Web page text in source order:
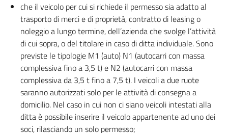
che il veicolo per cui si richiede il permesso sia adatto al
trasporto di merci e di proprietà, contratto di leasing o
noleggio a lungo termine, dell’azienda che svolge l’attività
di cui sopra, o del titolare in caso di ditta individuale. Sono
previste le tipologie M1 (auto) N1 (autocarri con massa
complessiva fino a 3,5 t) e N2 (autocarri con massa
complessiva da 3,5 t fino a 7,5 t). I veicoli a due ruote
saranno autorizzati solo per le attività di consegna a
domicilio. Nel caso in cui non ci siano veicoli intestati alla
ditta è possibile inserire il veicolo appartenente ad uno dei
soci, rilasciando un solo permesso;